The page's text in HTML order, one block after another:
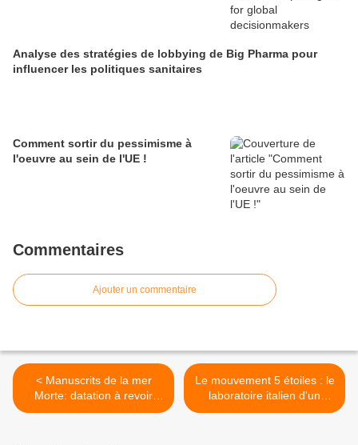
Analyse des stratégies de lobbying de Big Pharma pour
influencer les politiques sanitaires
Comment sortir du pessimisme à
l'oeuvre au sein de l'UE !
Commentaires
Ajouter un commentaire
< Manuscrits de la mer
Morte: datation à revoir
avec l’IA? par Erez Linn -
Le mouvement 5 étoiles : le
laboratoire italien d'un
populisme numérique, par